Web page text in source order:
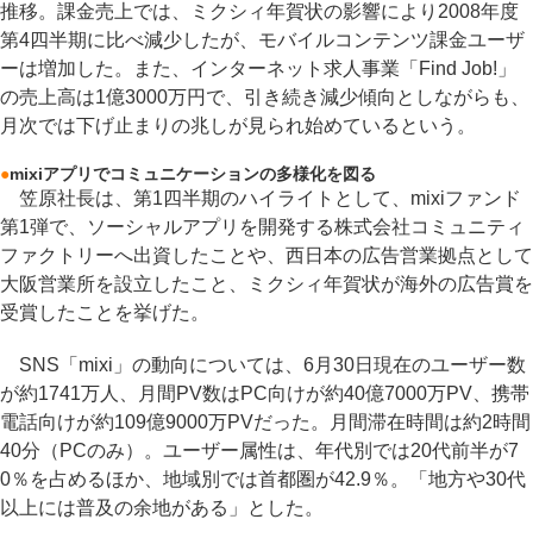
推移。課金売上では、ミクシィ年賀状の影響により2008年度
第4四半期に比べ減少したが、モバイルコンテンツ課金ユーザ
ーは増加した。また、インターネット求人事業「Find Job!」
の売上高は1億3000万円で、引き続き減少傾向としながらも、
月次では下げ止まりの兆しが見られ始めているという。
●mixiアプリでコミュニケーションの多様化を図る
笠原社長は、第1四半期のハイライトとして、mixiファンド
第1弾で、ソーシャルアプリを開発する株式会社コミュニティ
ファクトリーへ出資したことや、西日本の広告営業拠点として
大阪営業所を設立したこと、ミクシィ年賀状が海外の広告賞を
受賞したことを挙げた。
SNS「mixi」の動向については、6月30日現在のユーザー数
が約1741万人、月間PV数はPC向けが約40億7000万PV、携帯
電話向けが約109億9000万PVだった。月間滞在時間は約2時間
40分（PCのみ）。ユーザー属性は、年代別では20代前半が7
0％を占めるほか、地域別では首都圏が42.9％。「地方や30代
以上には普及の余地がある」とした。